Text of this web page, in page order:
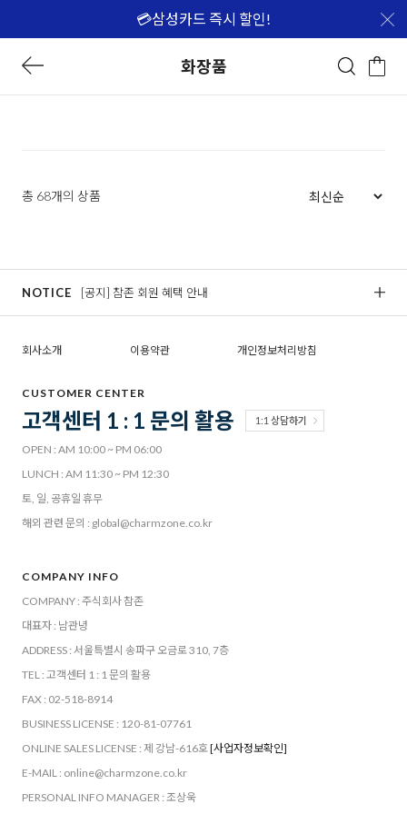
💳삼성카드 즉시 할인!
화장품
총 68개의 상품
NOTICE [공지] 참존 회원 혜택 안내
회사소개 이용약관 개인정보처리방침
CUSTOMER CENTER
고객센터 1 : 1 문의 활용 1:1 상담하기
OPEN : AM 10:00 ~ PM 06:00
LUNCH : AM 11:30 ~ PM 12:30
토, 일, 공휴일 휴무
해외 관련 문의 : global@charmzone.co.kr
COMPANY INFO
COMPANY : 주식회사 참존
대표자 : 남관녕
ADDRESS : 서울특별시 송파구 오금로 310, 7층
TEL : 고객센터 1 : 1 문의 활용
FAX : 02-518-8914
BUSINESS LICENSE : 120-81-07761
ONLINE SALES LICENSE : 제 강남-616호[사업자정보확인]
E-MAIL : online@charmzone.co.kr
PERSONAL INFO MANAGER : 조상욱